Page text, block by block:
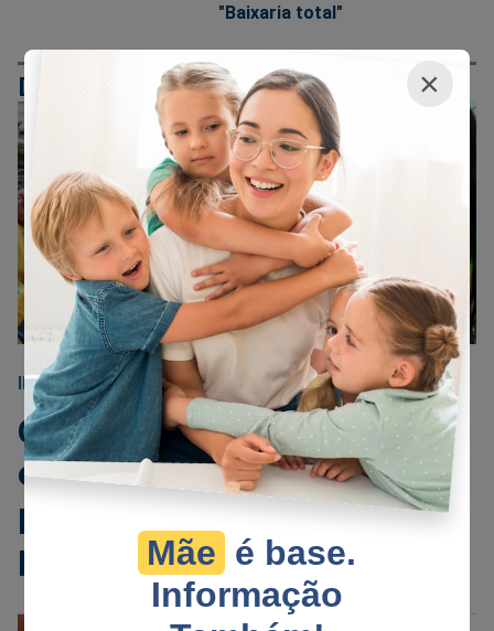
×
Mãe é base.
Informação
"Baixaria total"
DIA DAS MÃES
INFORME PUBLICITÁRIO 03/05/2022
O Dia das Mães se aproxima
e surge uma dica especial
para todas as mulheres
patriotas do Brasil